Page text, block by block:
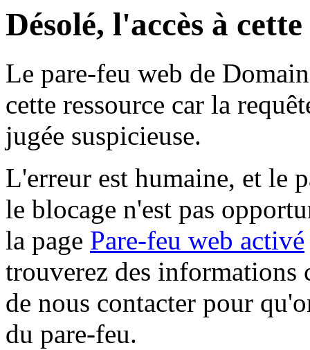
Désolé, l'accès à
Le pare-feu web de
cette ressource car la
jugée suspicieuse.
L'erreur est humaine, et le
le blocage n'est pas
la page Pare-feu web activé
trouverez des informations
de nous contacter pour
du pare-feu.